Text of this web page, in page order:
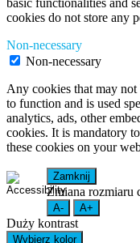
cookies do not store any
Non-necessary
Non-necessary
Any cookies that may
to function and is used
analytics, ads, other
cookies. It is mandatory
these cookies on your
Zamknij
Zmiana rozmiaru
A- A+
Duży kontrast
Wybierz kolor